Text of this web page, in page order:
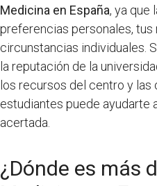
Medicina en España, ya que
preferencias personales,
circunstancias individuales.
la reputación de la
los recursos del centro y las
estudiantes puede ayudarte
acertada.
¿Dónde es más